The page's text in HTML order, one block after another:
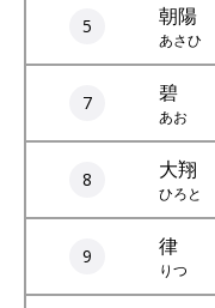
5 朝陽
あさひ
7 碧
あお
8 大翔
ひろと
9 律
りつ